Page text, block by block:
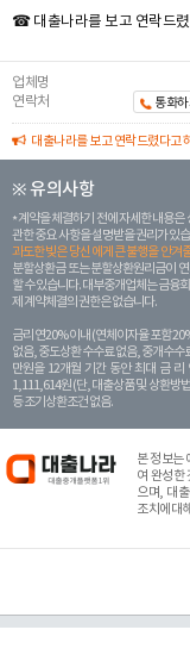
☎ 대출나라를 보고 연락드
업체명
연락처
통화하
대출나라를 보고 연락드렸다고
※ 유의사항
계약을 체결하기 전에 자세한 내용
관한 중요 사항을 설명받을 권리가 있
과도한 빚은 당신 에게 큰 불행을 안겨
분할상환금 또는 분할상환원리금이
할 수 있습니다. 대부중개업체는 금융
제 계약체결의 권한은 없습니다.
금리 연20% 이내 (연체이자율 포함
없음, 중도상환 수수료 없음, 중개수수
만원을 12개월 기간 동안 최대 금
1,111,614원 (단, 대출상품 및 상환방
등 조기상환조건 없음.
본 정보는
여 완성한
으며, 대
조치에대